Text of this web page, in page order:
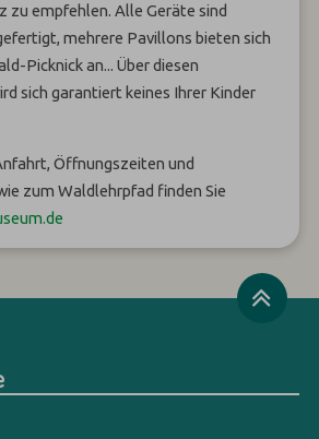
zu empfehlen. Alle Geräte sind
mehrere Pavillons bieten sich
Picknick an... Über diesen
sich garantiert keines Ihrer Kinder
Öffnungszeiten und
zum Waldlehrpfad finden Sie